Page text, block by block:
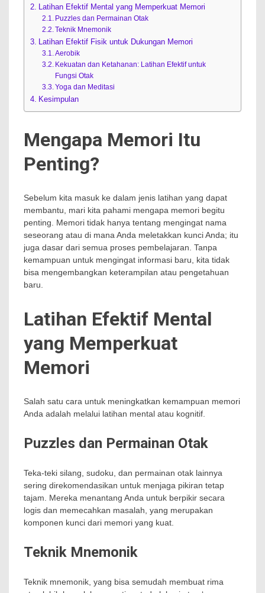
Latihan Efektif Mental yang Memperkuat Memori
Puzzles dan Permainan Otak
Teknik Mnemonik
Latihan Efektif Fisik untuk Dukungan Memori
Aerobik
Kekuatan dan Ketahanan: Latihan Efektif untuk
Fungsi Otak
Yoga dan Meditasi
Kesimpulan
Mengapa Memori Itu
Penting?
Sebelum kita masuk ke dalam jenis latihan yang dapat
membantu, mari kita pahami mengapa memori begitu
penting. Memori tidak hanya tentang mengingat nama
seseorang atau di mana Anda meletakkan kunci Anda; itu
juga dasar dari semua proses pembelajaran. Tanpa
kemampuan untuk mengingat informasi baru, kita tidak
bisa mengembangkan keterampilan atau pengetahuan
baru.
Latihan Efektif Mental
yang Memperkuat
Memori
Salah satu cara untuk meningkatkan kemampuan memori
Anda adalah melalui latihan mental atau kognitif.
Puzzles dan Permainan Otak
Teka-teki silang, sudoku, dan permainan otak lainnya
sering direkomendasikan untuk menjaga pikiran tetap
tajam. Mereka menantang Anda untuk berpikir secara
logis dan memecahkan masalah, yang merupakan
komponen kunci dari memori yang kuat.
Teknik Mnemonik
Teknik mnemonik, yang bisa semudah membuat rima